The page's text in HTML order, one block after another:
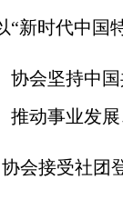
“新时代中国
会坚持中国
推动事业发
协会接受社团